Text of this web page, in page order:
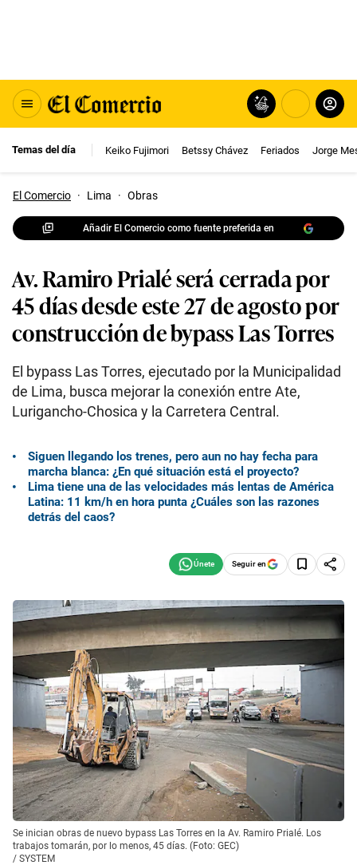
Temas del día Keiko Fujimori Betssy Chávez Feriados Jorge
El Comercio · Lima · Obras
Añadir El Comercio como fuente preferida en
Av. Ramiro Prialé será cerrada por
45 días desde este 27 de agosto por
construcción de bypass Las Torres
El bypass Las Torres, ejecutado por la Municipalidad
de Lima, busca mejorar la conexión entre Ate,
Lurigancho-Chosica y la Carretera Central.
Siguen llegando los trenes, pero aun no hay fecha para
marcha blanca: ¿En qué situación está el proyecto?
Lima tiene una de las velocidades más lentas de América
Latina: 11 km/h en hora punta ¿Cuáles son las razones
detrás del caos?
Seguir en
Se inician obras de nuevo bypass Las Torres en la Av. Ramiro Prialé. Los
trabajos tomarán, por lo menos, 45 días. (Foto: GEC)
/ SYSTEM